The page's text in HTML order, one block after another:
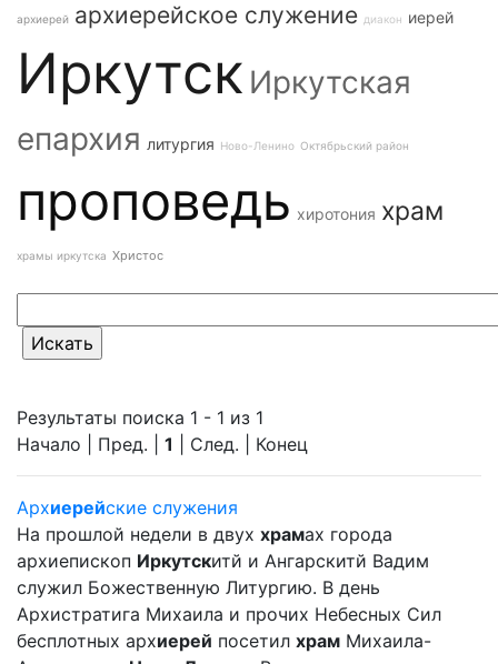
архиерей архиерейское служение диакон иерей
Иркутск Иркутская
епархия литургия Ново-Ленино Октябрьский район
проповедь хиротония храм
храмы иркутска Христос
Результаты поиска 1 - 1 из 1
Начало | Пред. | 1 | След. | Конец
Архиерейские служения
На прошлой недели в двух храмах города
архиепископ Иркутскитй и Ангарскитй Вадим
служил Божественную Литургию. В день
Архистратига Михаила и прочих Небесных Сил
бесплотных архиерей посетил храм Михаила-